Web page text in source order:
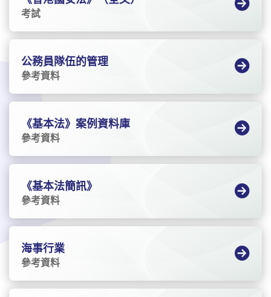
考試
公務員隊伍的管理
參考資料
《基本法》案例資料庫
參考資料
《基本法簡訊》
參考資料
海事行業
參考資料